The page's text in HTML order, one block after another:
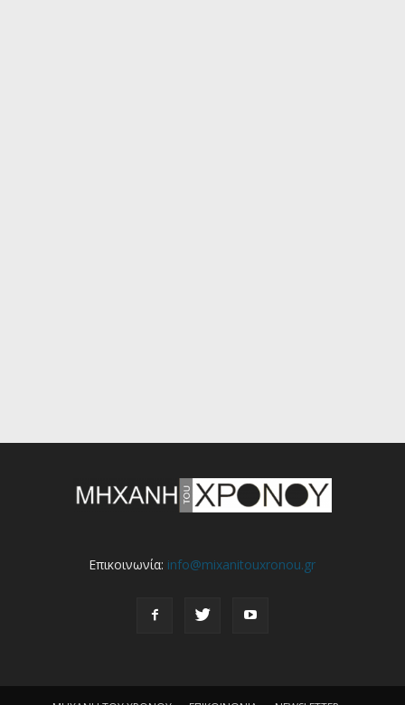
Επικοινωνία: info@mixanitouxronou.gr